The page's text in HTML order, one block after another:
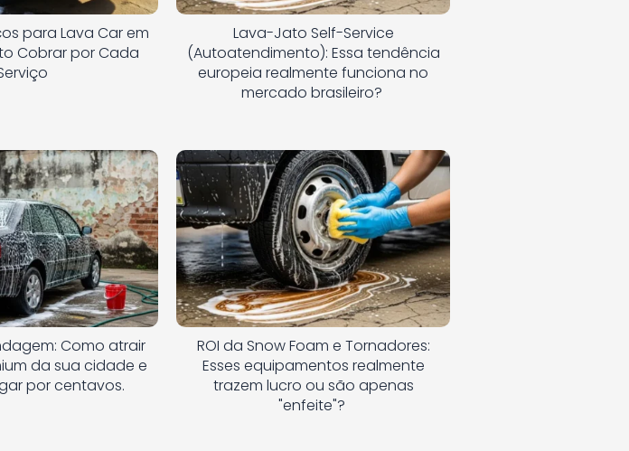
para Lava Car em
Cobrar por Cada
Lava-Jato Self-Service
(Autoatendimento): Essa tendência
europeia realmente funciona no
mercado brasileiro?
Como atrair
da sua cidade e
por centavos.
ROI da Snow Foam e Tornadores:
Esses equipamentos realmente
trazem lucro ou são apenas
"enfeite"?